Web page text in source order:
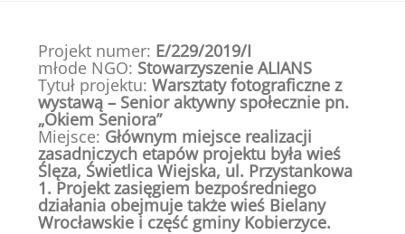
Projekt numer: E/229/2019/I
młode NGO: Stowarzyszenie ALIANS
Tytuł projektu: Warsztaty fotograficzne z
wystawą – Senior aktywny społecznie pn.
„Okiem Seniora”
Miejsce: Głównym miejsce realizacji
zasadniczych etapów projektu była wieś
Ślęza, Świetlica Wiejska, ul. Przystankowa
1. Projekt zasięgiem bezpośredniego
działania obejmuje także wieś Bielany
Wrocławskie i część gminy Kobierzyce.